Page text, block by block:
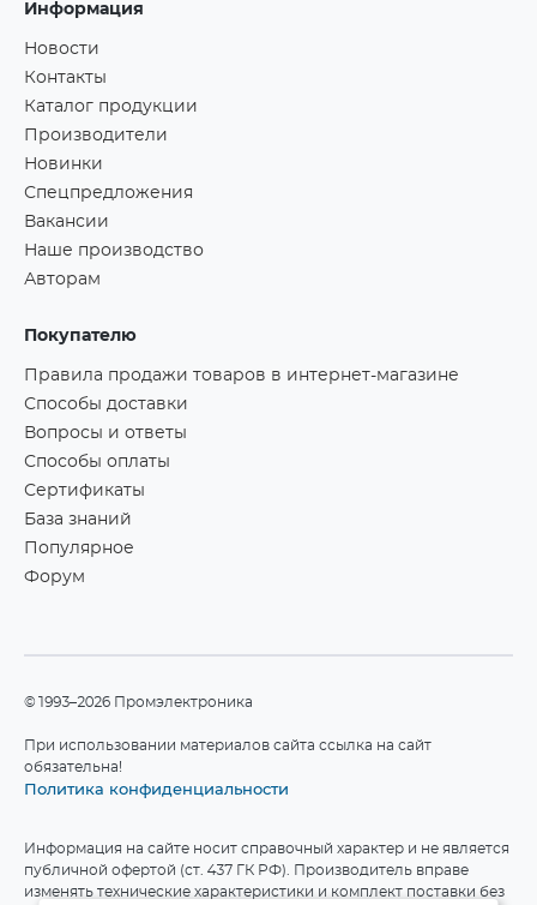
Информация
Новости
Контакты
Каталог продукции
Производители
Новинки
Спецпредложения
Вакансии
Наше производство
Авторам
Покупателю
Правила продажи товаров в интернет-магазине
Способы доставки
Вопросы и ответы
Способы оплаты
Сертификаты
База знаний
Популярное
Форум
©1993–2026 Промэлектроника
При использовании материалов сайта ссылка на сайт
обязательна!
Политика конфиденциальности
Информация на сайте носит справочный характер и не является
публичной офертой (ст. 437 ГК РФ). Производитель вправе
изменять технические характеристики и комплект поставки без